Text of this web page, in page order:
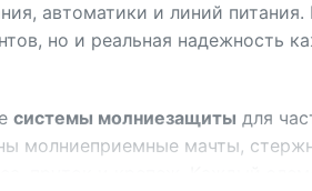
автоматики и линий
но и реальная надежность
системы молниезащиты для
молниеприемные мачты,